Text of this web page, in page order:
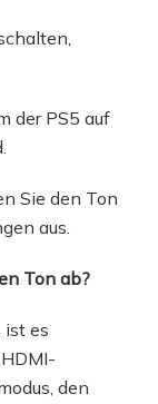
der PS5 auf
Sie den Ton
aus.
Ton ab?
es
den